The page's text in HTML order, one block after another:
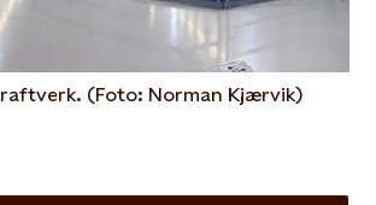
(Foto: Norman Kjærvik)